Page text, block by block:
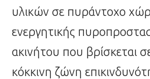
υλικών σε πυράντοχο
ενεργητικής
ακινήτου που βρίσκεται
κόκκινη ζώνη